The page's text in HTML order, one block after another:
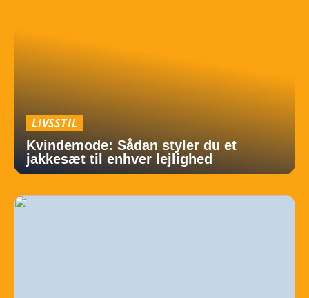
LIVSSTIL
Kvindemode: Sådan styler du et
jakkesæt til enhver lejlighed